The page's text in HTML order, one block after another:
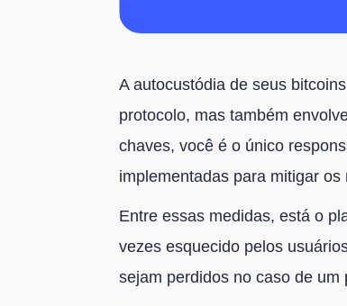
A autocustódia de seus
protocolo, mas também
chaves, você é o único
implementadas para mitigar os
Entre essas medidas, está o
vezes esquecido pelos
sejam perdidos no caso de um